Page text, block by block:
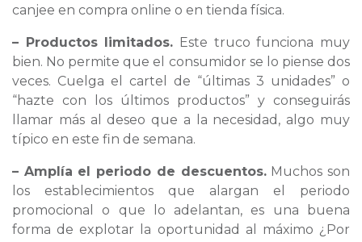
canjee en compra online o en tienda física.
– Productos limitados. Este truco funciona muy
bien. No permite que el consumidor se lo piense dos
veces. Cuelga el cartel de “últimas 3 unidades” o
“hazte con los últimos productos” y conseguirás
llamar más al deseo que a la necesidad, algo muy
típico en este fin de semana.
– Amplía el periodo de descuentos.Muchos son
los establecimientos que alargan el periodo
promocional o que lo adelantan, es una buena
forma de explotar la oportunidad al máximo ¿Por